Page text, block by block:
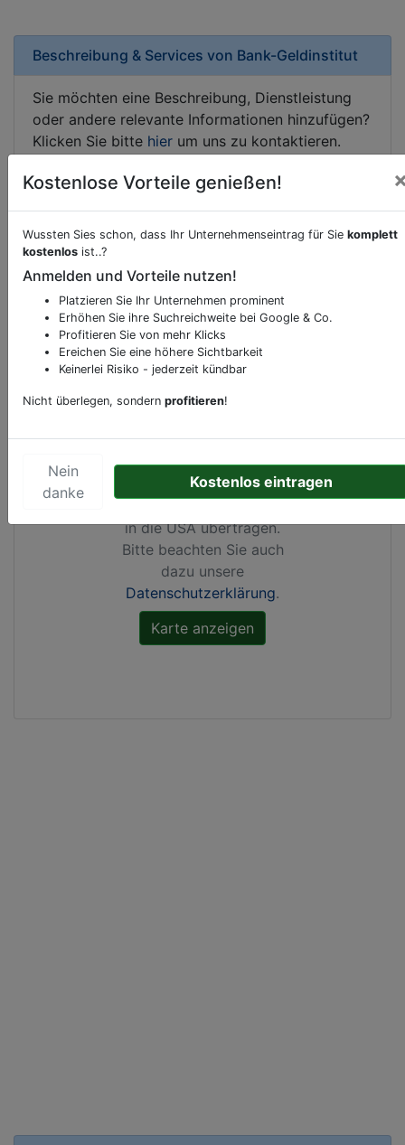
Beschreibung & Services von Bank-Geldinstitut
Sie möchten eine Beschreibung, Dienstleistung
oder andere relevante Informationen hinzufügen?
Klicken Sie bitte hier um uns zu kontaktieren.
Sonderangebote odere besondere Services, die
Ihr Unternehmen anbietet und womit Sie sich von
Ihren Wettbewerbern abheben.
KartenansichtKirchplatz 29inEhrwald
Karte werden von
Google Maps Cookies
gesetzt, IhreIP-Adresse
in die USA übertragen.
Bitte beachten Sie auch
dazu unsere
Datenschutzerklärung.
Kostenlose Vorteile genießen!
Wussten Sies schon, dass Ihr Unternehmenseintrag für Sie komplett
kostenlos ist..?
Anmelden und Vorteile nutzen!
Platzieren Sie Ihr Unternehmen prominent
Erhöhen Sie ihre Suchreichweite bei Google & Co.
Profitieren Sie von mehr Klicks
Ereichen Sie eine höhere Sichtbarkeit
Keinerlei Risiko - jederzeit kündbar
Nicht überlegen, sondern profitieren!
Nein
danke
Kostenlos eintragen